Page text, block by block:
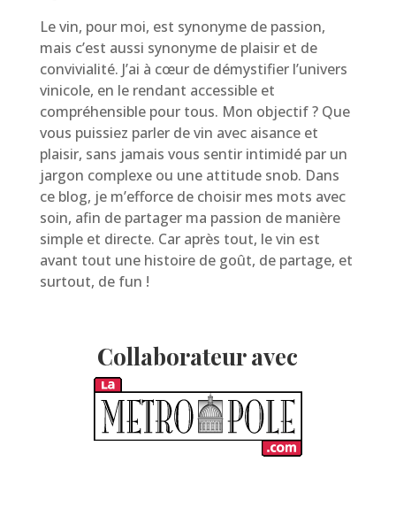
Le vin, pour moi, est synonyme de passion,
mais c’est aussi synonyme de plaisir et de
convivialité. J’ai à cœur de démystifier l’univers
vinicole, en le rendant accessible et
compréhensible pour tous. Mon objectif ? Que
vous puissiez parler de vin avec aisance et
plaisir, sans jamais vous sentir intimidé par un
jargon complexe ou une attitude snob. Dans
ce blog, je m’efforce de choisir mes mots avec
soin, afin de partager ma passion de manière
simple et directe. Car après tout, le vin est
avant tout une histoire de goût, de partage, et
surtout, de fun !
Collaborateur avec